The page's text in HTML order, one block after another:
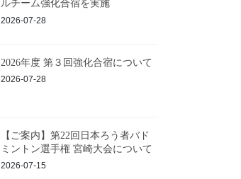
ルチーム強化合宿を実施
2026-07-28
2026年度 第３回強化合宿について
2026-07-28
【ご案内】第22回日本ろう者バド
ミントン選手権 宮崎大会について
2026-07-15